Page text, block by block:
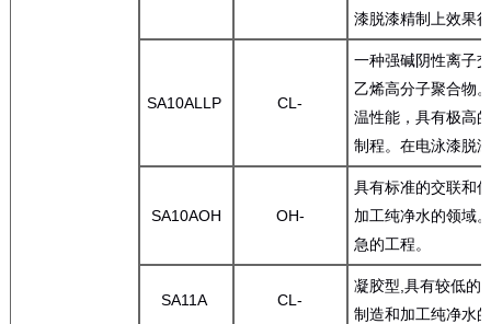
漆脱漆精制上效果
SA10ALLP CL-
一种强碱阴性离子
乙烯高分子聚合物
温性能，具有极高
制程。在电泳漆脱
SA10AOH OH-
具有标准的交联和
加工纯净水的领域
急的工程。
SA11A CL-
凝胶型,具有较低的
制造和加工纯净水